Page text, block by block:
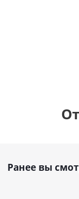
Ранее вы